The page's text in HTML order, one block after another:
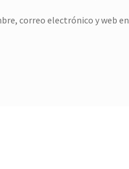
correo electrónico y web